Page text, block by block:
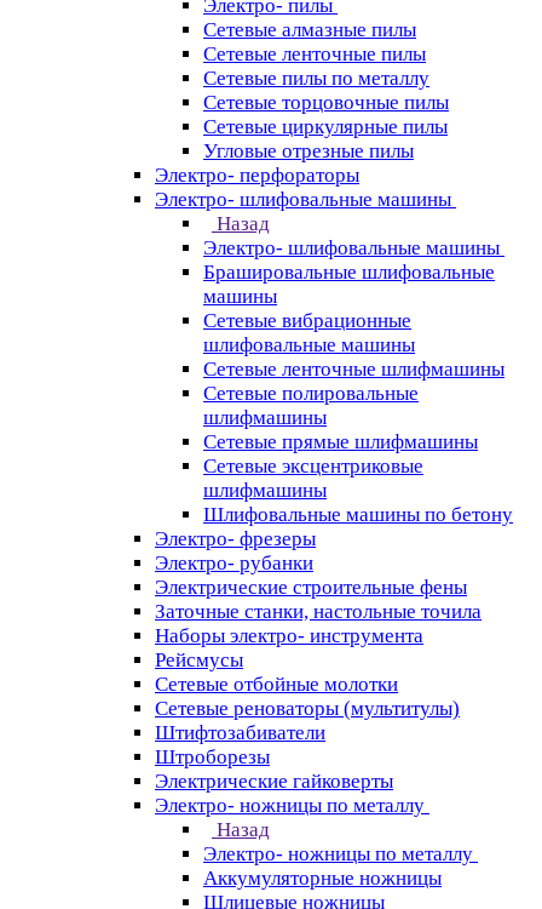
Электро- пилы
Сетевые алмазные пилы
Сетевые ленточные пилы
Сетевые пилы по металлу
Сетевые торцовочные пилы
Сетевые циркулярные пилы
Угловые отрезные пилы
Электро- перфораторы
Электро- шлифовальные машины
Назад
Электро- шлифовальные машины
Брашировальные шлифовальные
машины
Сетевые вибрационные
шлифовальные машины
Сетевые ленточные шлифмашины
Сетевые полировальные
шлифмашины
Сетевые прямые шлифмашины
Сетевые эксцентриковые
шлифмашины
Шлифовальные машины по бетону
Электро- фрезеры
Электро- рубанки
Электрические строительные фены
Заточные станки, настольные точила
Наборы электро- инструмента
Рейсмусы
Сетевые отбойные молотки
Сетевые реноваторы (мультитулы)
Штифтозабиватели
Штроборезы
Электрические гайковерты
Электро- ножницы по металлу
Назад
Электро- ножницы по металлу
Аккумуляторные ножницы
Шлицевые ножницы